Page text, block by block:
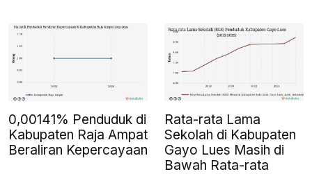
0,00141% Penduduk di
Kabupaten Raja Ampat
Beraliran Kepercayaan
Rata-rata Lama
Sekolah di Kabupaten
Gayo Lues Masih di
Bawah Rata-rata